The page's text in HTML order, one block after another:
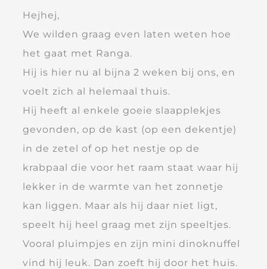
Hejhej,
We wilden graag even laten weten hoe
het gaat met Ranga.
Hij is hier nu al bijna 2 weken bij ons, en
voelt zich al helemaal thuis.
Hij heeft al enkele goeie slaapplekjes
gevonden, op de kast (op een dekentje)
in de zetel of op het nestje op de
krabpaal die voor het raam staat waar hij
lekker in de warmte van het zonnetje
kan liggen. Maar als hij daar niet ligt,
speelt hij heel graag met zijn speeltjes.
Vooral pluimpjes en zijn mini dinoknuffel
vind hij leuk. Dan zoeft hij door het huis.